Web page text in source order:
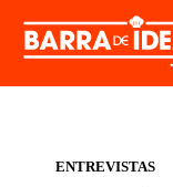
ENTREVISTAS